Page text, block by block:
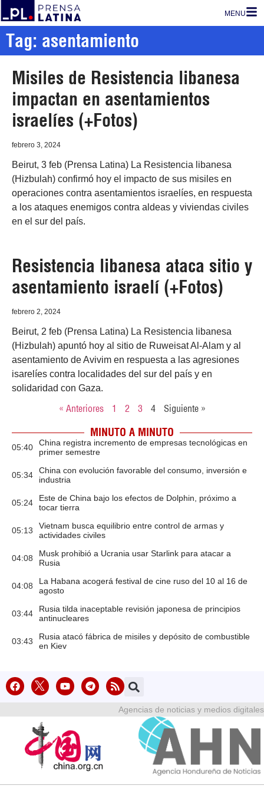
MENU
Tag: asentamiento
Misiles de Resistencia libanesa
impactan en asentamientos
israelíes (+Fotos)
febrero 3, 2024
Beirut, 3 feb (Prensa Latina) La Resistencia libanesa
(Hizbulah) confirmó hoy el impacto de sus misiles en
operaciones contra asentamientos israelíes, en respuesta
a los ataques enemigos contra aldeas y viviendas civiles
en el sur del país.
Resistencia libanesa ataca sitio y
asentamiento israelí (+Fotos)
febrero 2, 2024
Beirut, 2 feb (Prensa Latina) La Resistencia libanesa
(Hizbulah) apuntó hoy al sitio de Ruweisat Al-Alam y al
asentamiento de Avivim en respuesta a las agresiones
isarelíes contra localidades del sur del país y en
solidaridad con Gaza.
« Anteriores 1 2 3 4 Siguiente »
MINUTO A MINUTO
05:40
China registra incremento de empresas tecnológicas en
primer semestre
05:34
China con evolución favorable del consumo, inversión e
industria
05:24
Este de China bajo los efectos de Dolphin, próximo a
tocar tierra
05:13
Vietnam busca equilibrio entre control de armas y
actividades civiles
04:08
Musk prohibió a Ucrania usar Starlink para atacar a
Rusia
04:08
La Habana acogerá festival de cine ruso del 10 al 16 de
agosto
03:44
Rusia tilda inaceptable revisión japonesa de principios
antinucleares
03:43
Rusia atacó fábrica de misiles y depósito de combustible
en Kiev
Agencias de noticias y medios digitales